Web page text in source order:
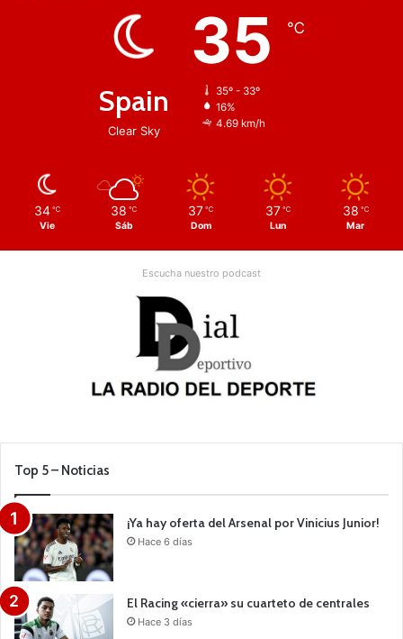
Spain
Clear Sky
35 ℃
35º - 33º
16%
4.69 km/h
34 ℃
Vie
38 ℃
Sáb
37 ℃
Dom
37 ℃
Lun
38 ℃
Mar
Escucha nuestro podcast
Top 5 – Noticias
¡Ya hay oferta del Arsenal por Vinicius Junior!
Hace 6 días
El Racing «cierra» su cuarteto de centrales
Hace 3 días